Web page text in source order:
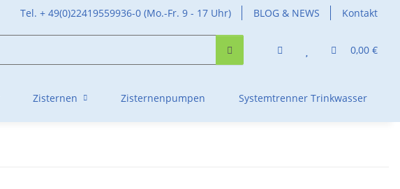
Tel. + 49(0)22419559936-0 (Mo.-Fr. 9 - 17 Uhr) BLOG & NEWS Kontakt
0,00 €
Zisternen Zisternenpumpen Systemtrenner Trinkwasser